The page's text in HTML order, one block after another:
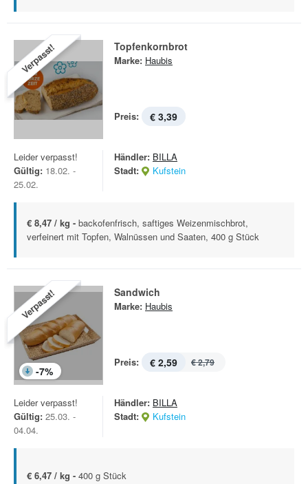
Verpasst! Topfenkornbrot
Marke: Haubis
Preis: € 3,39
Leider verpasst!
Gültig: 18.02. -
25.02.
Händler: BILLA
Stadt:
Kufstein
€ 8,47 / kg - backofenfrisch, saftiges Weizenmischbrot,
verfeinert mit Topfen, Walnüssen und Saaten, 400 g Stück
Verpasst!
-7%
Sandwich
Marke: Haubis
Preis: € 2,59 € 2,79
Leider verpasst!
Gültig: 25.03. -
04.04.
Händler: BILLA
Stadt:
Kufstein
€ 6,47 / kg - 400 g Stück